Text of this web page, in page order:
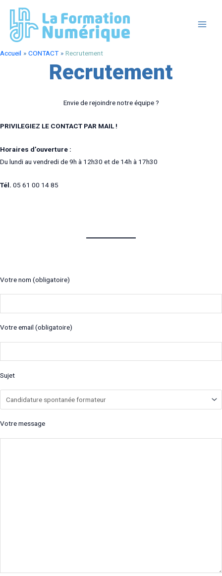
contenu
Accueil CONTACT Recrutement
Recrutement
Envie de rejoindre notre équipe ?
PRIVILEGIEZ LE CONTACT PAR MAIL !
Horaires d’ouverture :
Du lundi au vendredi de 9h à 12h30 et de 14h à 17h30
Tél. 05 61 00 14 85
Votre nom (obligatoire)
Votre email (obligatoire)
Sujet
Votre message